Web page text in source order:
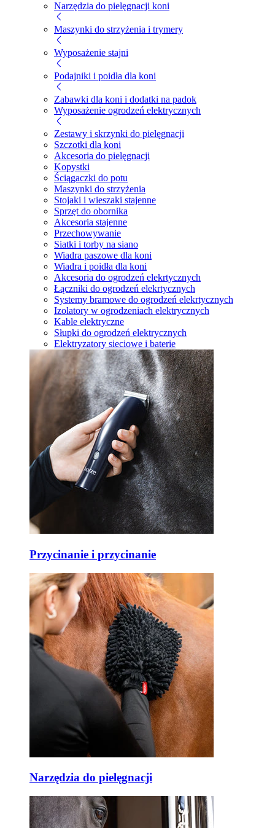
Narzędzia do pielęgnacji koni
Maszynki do strzyżenia i trymery
Wyposażenie stajni
Podajniki i poidła dla koni
Zabawki dla koni i dodatki na padok
Wyposażenie ogrodzeń elektrycznych
Zestawy i skrzynki do pielęgnacji
Szczotki dla koni
Akcesoria do pielęgnacji
Kopystki
Ściągaczki do potu
Maszynki do strzyżenia
Stojaki i wieszaki stajenne
Sprzęt do obornika
Akcesoria stajenne
Przechowywanie
Siatki i torby na siano
Wiadra paszowe dla koni
Wiadra i poidła dla koni
Akcesoria do ogrodzeń elekrtycznych
Łączniki do ogrodzeń elekrtycznych
Systemy bramowe do ogrodzeń elekrtycznych
Izolatory w ogrodzeniach elektrycznych
Kable elektryczne
Słupki do ogrodzeń elektrycznych
Elektryzatory sieciowe i baterie
Przycinanie i przycinanie
Narzędzia do pielęgnacji